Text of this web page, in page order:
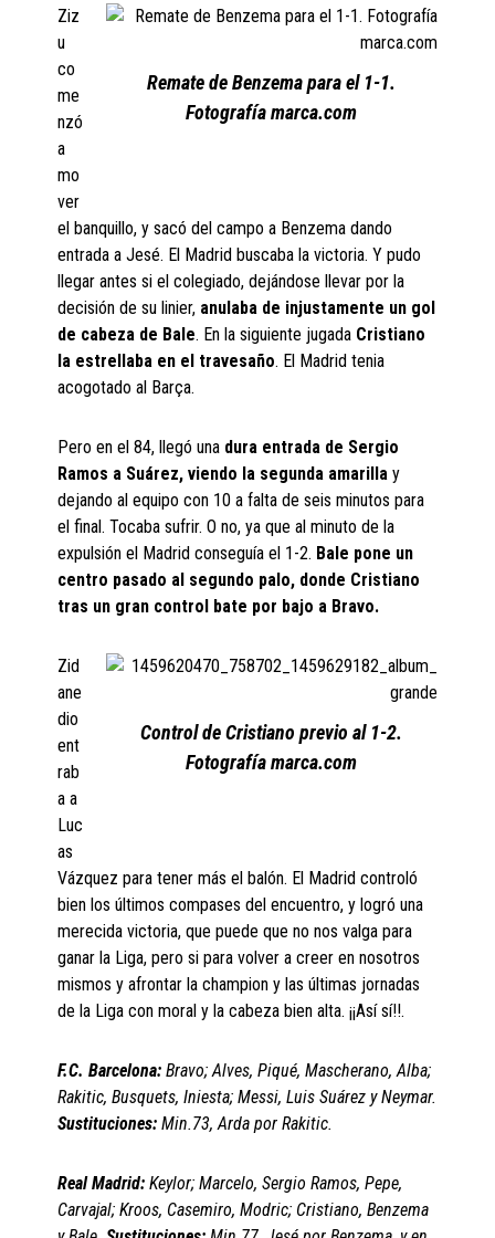
Remate de Benzema para el 1-1.
Fotografía marca.com
Ziz
u
co
me
nzó
a
mo
ver
el banquillo, y sacó del campo a Benzema dando
entrada a Jesé. El Madrid buscaba la victoria. Y pudo
llegar antes si el colegiado, dejándose llevar por la
decisión de su linier, anulaba de injustamente un gol
de cabeza de Bale. En la siguiente jugada Cristiano
la estrellaba en el travesaño. El Madrid tenia
acogotado al Barça.
Pero en el 84, llegó una dura entrada de Sergio
Ramos a Suárez, viendo la segunda amarilla y
dejando al equipo con 10 a falta de seis minutos para
el final. Tocaba sufrir. O no, ya que al minuto de la
expulsión el Madrid conseguía el 1-2. Bale pone un
centro pasado al segundo palo, donde Cristiano
tras un gran control bate por bajo a Bravo.
Control de Cristiano previo al 1-2.
Fotografía marca.com
Zid
ane
dio
ent
rab
a a
Luc
as
Vázquez para tener más el balón. El Madrid controló
bien los últimos compases del encuentro, y logró una
merecida victoria, que puede que no nos valga para
ganar la Liga, pero si para volver a creer en nosotros
mismos y afrontar la champion y las últimas jornadas
de la Liga con moral y la cabeza bien alta. ¡¡Así sí!!.
F.C. Barcelona: Bravo; Alves, Piqué, Mascherano, Alba;
Rakitic, Busquets, Iniesta; Messi, Luis Suárez y Neymar.
Sustituciones: Min.73, Arda por Rakitic.
Real Madrid: Keylor; Marcelo, Sergio Ramos, Pepe,
Carvajal; Kroos, Casemiro, Modric; Cristiano, Benzema